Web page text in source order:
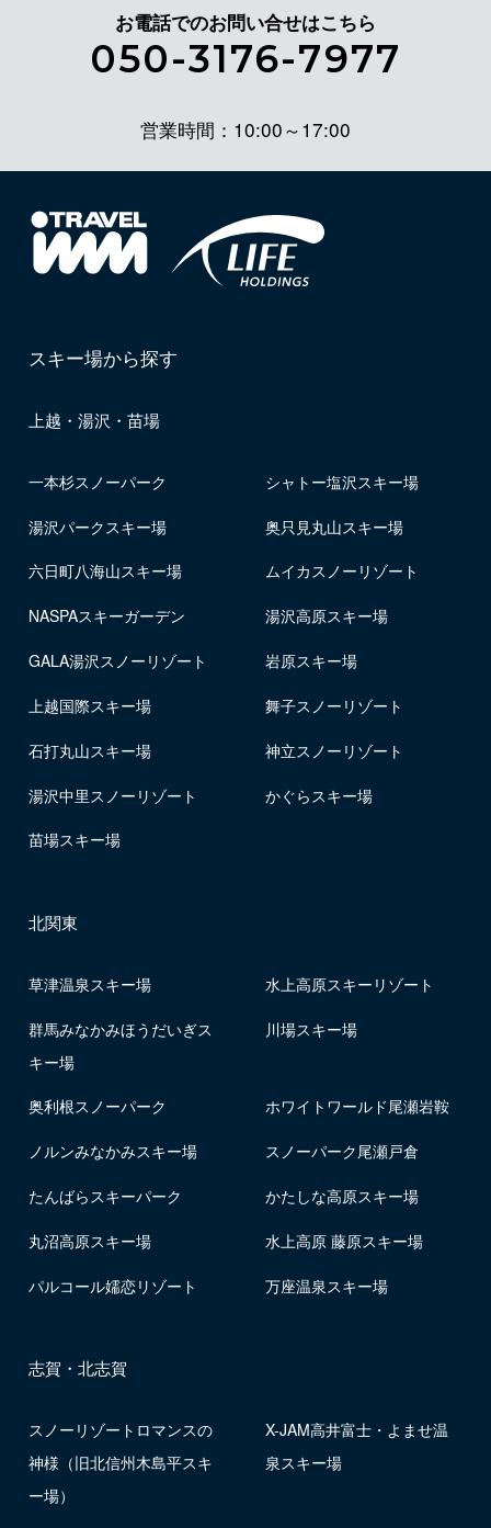
お電話でのお問い合せはこちら
050-3176-7977
営業時間：10:00～17:00
スキー場から探す
上越・湯沢・苗場
一本杉スノーパーク シャトー塩沢スキー場
湯沢パークスキー場 奥只見丸山スキー場
六日町八海山スキー場 ムイカスノーリゾート
NASPAスキーガーデン 湯沢高原スキー場
GALA湯沢スノーリゾート 岩原スキー場
上越国際スキー場 舞子スノーリゾート
石打丸山スキー場 神立スノーリゾート
湯沢中里スノーリゾート かぐらスキー場
苗場スキー場
北関東
草津温泉スキー場 水上高原スキーリゾート
群馬みなかみほうだいぎス
キー場
川場スキー場
奥利根スノーパーク ホワイトワールド尾瀬岩鞍
ノルンみなかみスキー場 スノーパーク尾瀬戸倉
たんばらスキーパーク かたしな高原スキー場
丸沼高原スキー場 水上高原 藤原スキー場
パルコール嬬恋リゾート 万座温泉スキー場
志賀・北志賀
スノーリゾートロマンスの
神様（旧北信州木島平スキ
ー場）
X-JAM高井富士・よませ温
泉スキー場